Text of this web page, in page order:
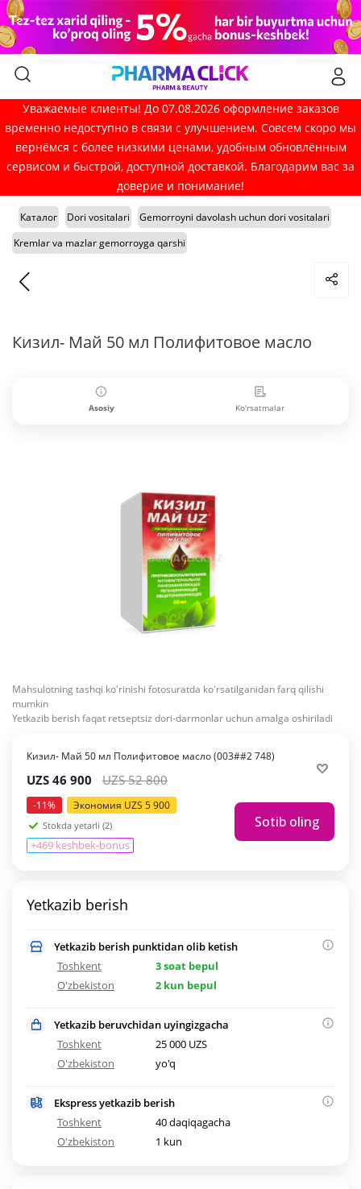
Уважаемые клиенты! До 07.08.2026 оформление заказов
временно недоступно в связи с улучшением. Совсем скоро мы
вернёмся с более низкими ценами, удобным обновлённым
сервисом и быстрой, доступной доставкой. Благодарим вас за
доверие и понимание!
Каталог Dori vositalari
Gemorroyni davolash uchun dori vositalari
Kremlar va mazlar gemorroyga qarshi
Кизил- Май 50 мл Полифитовое масло
Asosiy Ko'rsatmalar
Mahsulotning tashqi ko'rinishi fotosuratda ko'rsatilganidan farq qilishi
mumkin
Yetkazib berish faqat retseptsiz dori-darmonlar uchun amalga oshiriladi
Кизил- Май 50 мл Полифитовое масло (003##2 748)
UZS 46 900 UZS52 800
-11% Экономия UZS 5 900
Stokda yetarli (2)
+469 keshbek-bonus
Sotib oling
Yetkazib berish
Yetkazib berish punktidan olib ketish
Toshkent
3 soat bepul
O'zbekiston
2 kun bepul
Yetkazib beruvchidan uyingizgacha
Toshkent
25 000 UZS
O'zbekiston
yo'q
Ekspress yetkazib berish
Toshkent
40 daqiqagacha
O'zbekiston
1 kun